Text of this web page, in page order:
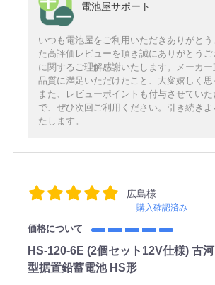
電池屋サポート
いつも電池屋をご利用いただきありがとう
た高評価レビューを頂き誠にありがとう
に関するご理解感謝いたします。メーカ
品質に満足いただけたこと、大変嬉しく思
また、レビューポイントも付与させてい
で、ぜひ次回ご利用ください。引き続き
たします。
広島様
購入確認済み
価格について
HS-120-6E (2個セット12V仕様) 古
型据置鉛蓄電池 HS形